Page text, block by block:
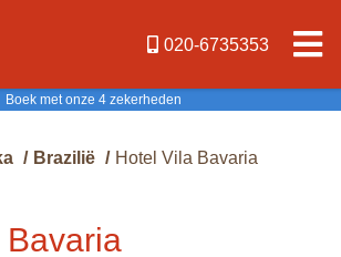
020-6735353
Boek met onze 4 zekerheden
/ Brazilië / Hotel Vila Bavaria
Bavaria